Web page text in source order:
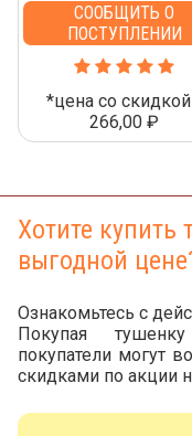
СООБЩИТЬ О
ПОСТУПЛЕНИИ
*цена со
266,00 ₽
Хотите купить
выгодной
Ознакомьтесь с
Покупая
покупатели могут
скидками по акции